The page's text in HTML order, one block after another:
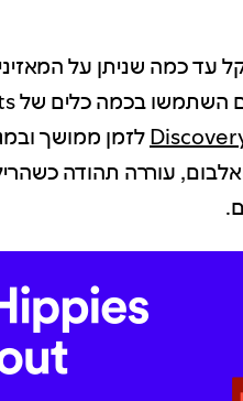
עד כמה שניתן על
לזמן ממושך
עוררה תהודה